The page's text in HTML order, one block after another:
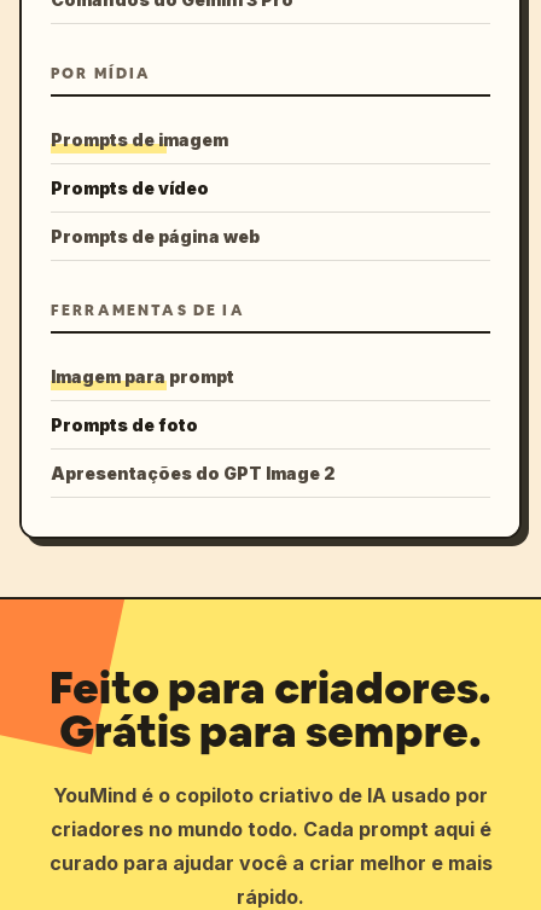
POR MÍDIA
Prompts de imagem
Prompts de vídeo
Prompts de página web
FERRAMENTAS DE IA
Imagem para prompt
Prompts de foto
Apresentações do GPT Image 2
Feito para criadores.
Grátis para sempre.
YouMind é o copiloto criativo de IA usado por
criadores no mundo todo. Cada prompt aqui é
curado para ajudar você a criar melhor e mais
rápido.